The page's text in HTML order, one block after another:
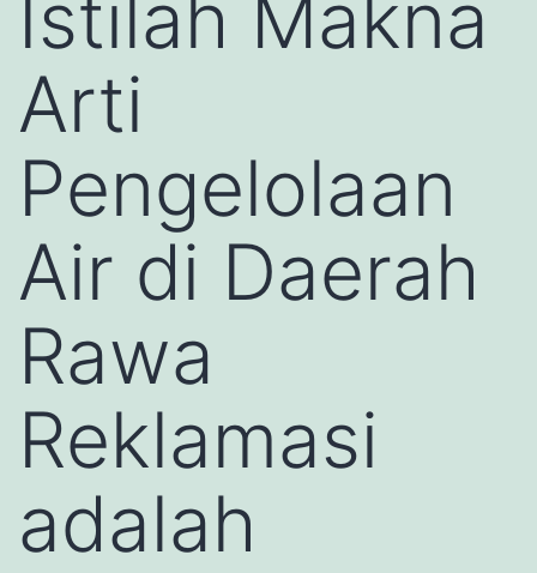
Istilah Makna
Arti
Pengelolaan
Air di Daerah
Rawa
Reklamasi
adalah